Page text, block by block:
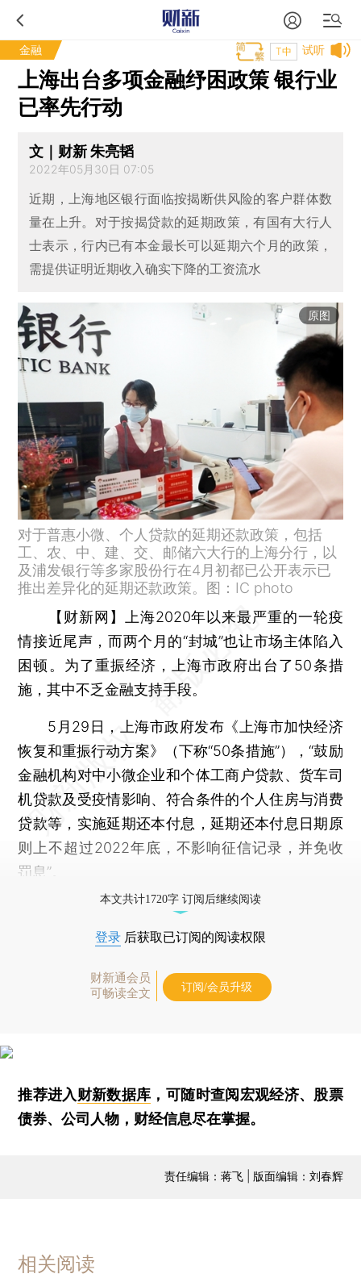
金融 试听
T中
上海出台多项金融纾困政策 银行业
已率先行动
文｜财新 朱亮韬
2022年05月30日 07:05
近期，上海地区银行面临按揭断供风险的客户群体数
量在上升。对于按揭贷款的延期政策，有国有大行人
士表示，行内已有本金最长可以延期六个月的政策，
需提供证明近期收入确实下降的工资流水
原图
对于普惠小微、个人贷款的延期还款政策，包括
工、农、中、建、交、邮储六大行的上海分行，以
及浦发银行等多家股份行在4月初都已公开表示已
推出差异化的延期还款政策。图：IC photo
【财新网】
上海2020年以来最严重的一轮疫
情接近尾声，而两个月的“封城”也让市场主体陷入
困顿。为了重振经济，上海市政府出台了50条措
施，其中不乏金融支持手段。
5月29日，上海市政府发布《上海市加快经济
恢复和重振行动方案》（下称“50条措施”），“鼓励
金融机构对中小微企业和个体工商户贷款、货车司
机贷款及受疫情影响、符合条件的个人住房与消费
贷款等，实施延期还本付息，延期还本付息日期原
则上不超过2022年底，不影响征信记录，并免收
罚息”。
本文共计1720字 订阅后继续阅读
登录 后获取已订阅的阅读权限
财新通会员
可畅读全文
订阅/会员升级
推荐进入财新数据库 ，可随时查阅宏观经济、股票
债券、公司人物，财经信息尽在掌握。
责任编辑：蒋飞 | 版面编辑：刘春辉
相关阅读